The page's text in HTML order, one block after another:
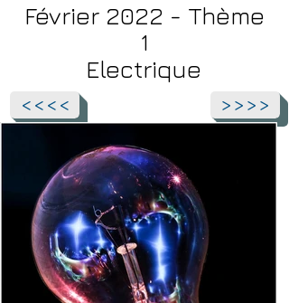
Février 2022 - Thème
1
Electrique
<<<< >>>>